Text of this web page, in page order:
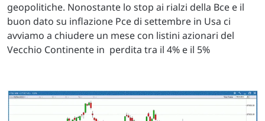
geopolitiche. Nonostante lo stop ai rialzi della Bce e il
buon dato su inflazione Pce di settembre in Usa ci
avviamo a chiudere un mese con listini azionari del
Vecchio Continente in perdita tra il 4% e il 5%